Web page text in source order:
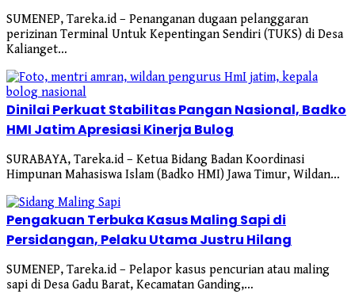
SUMENEP, Tareka.id – Penanganan dugaan pelanggaran
perizinan Terminal Untuk Kepentingan Sendiri (TUKS) di Desa
Kalianget…
Dinilai Perkuat Stabilitas Pangan Nasional, Badko
HMI Jatim Apresiasi Kinerja Bulog
SURABAYA, Tareka.id – Ketua Bidang Badan Koordinasi
Himpunan Mahasiswa Islam (Badko HMI) Jawa Timur, Wildan…
Pengakuan Terbuka Kasus Maling Sapi di
Persidangan, Pelaku Utama Justru Hilang
SUMENEP, Tareka.id – Pelapor kasus pencurian atau maling
sapi di Desa Gadu Barat, Kecamatan Ganding,…